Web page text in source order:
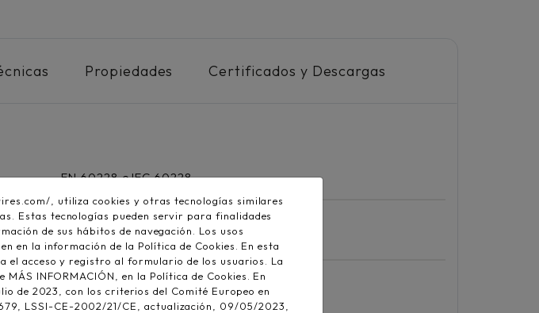
Propiedades Certificados y Descargas
EN 60228 e IEC 60228
UNE 21123-4
HD308
, utiliza cookies y otras tecnologías similares
Estas tecnologías pueden servir para finalidades
de sus hábitos de navegación. Los usos
en la información de la Política de Cookies. En esta
el acceso y registro al formulario de los usuarios. La
INFORMACIÓN, en la Política de Cookies. En
de 2023, con los criterios del Comité Europeo en
LSSI-CE-2002/21/CE, actualización, 09/05/2023,